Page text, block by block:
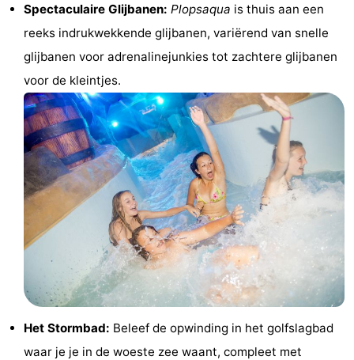
Oostduinkerke
aan
zee
Westende
Last
minutes
Strand
Zien
doen
Bezienswaardigheden
Musea
Monumenten
Uitkijkpunten
Attracties
Spectaculaire Glijbanen: Plopsaqua is thuis aan een
reeks indrukwekkende glijbanen, variërend van snelle
glijbanen voor adrenalinejunkies tot zachtere glijbanen
voor de kleintjes.
Het Stormbad: Beleef de opwinding in het golfslagbad
waar je je in de woeste zee waant, compleet met